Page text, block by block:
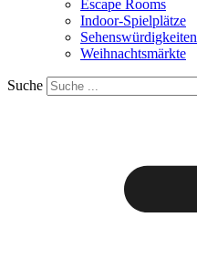
Escape Rooms
Indoor-Spielplätze
Sehenswürdigkeiten
Weihnachtsmärkte
Suche